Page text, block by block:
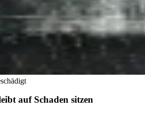
auf Schaden sitzen